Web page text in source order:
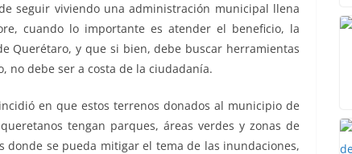
seguir viviendo una administración municipal llena
cuando lo importante es atender el beneficio, la
Querétaro, y que si bien, debe buscar herramientas
no debe ser a costa de la ciudadanía.
en que estos terrenos donados al municipio de
tengan parques, áreas verdes y zonas de
se pueda mitigar el tema de las inundaciones,